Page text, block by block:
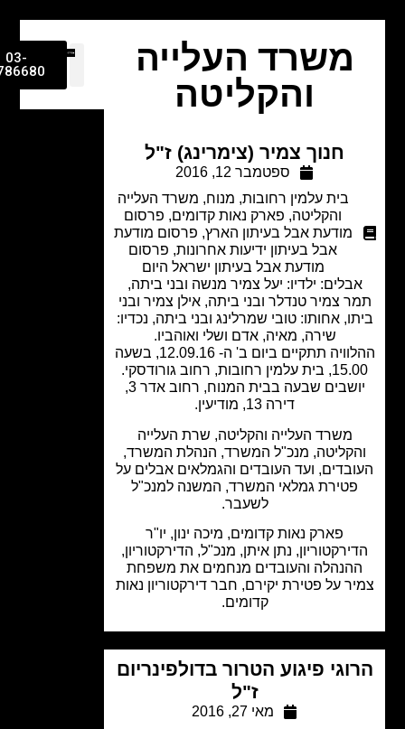
משרד העלייה
והקליטה
חנוך צמיר (צימרינג) ז"ל
ספטמבר 12, 2016
בית עלמין רחובות ,מנוח,משרד העלייה
והקליטה,פארק נאות קדומים,פרסום
מודעת אבל בעיתון הארץ,פרסום מודעת
אבל בעיתון ידיעות אחרונות,פרסום
מודעת אבל בעיתון ישראל היום
ילדיו: יעל צמיר מנשה ובני ביתה,
צמיר טנדלר ובני ביתה, אילן צמיר ובני
אחותו: טובי שמרלינג ובני ביתה, נכדיו:
שירה, מאיה, אדם ושלי ואוהביו.
ההלוויה תתקיים ביום ב' ה- 12.09.16, בשעה
יושבים שבעה בבית המנוח, רחוב אדר 3,
משרד העלייה והקליטה, שרת העלייה
מנכ"ל המשרד, הנהלת המשרד,
ועד העובדים והגמלאים אבלים על
פטירת גמלאי המשרד, המשנה למנכ"ל
לשעבר.
פארק נאות קדומים, מיכה ינון, יו"ר
נתן איתן, מנכ"ל, הדירקטוריון,
והעובדים מנחמים את משפחת
על פטירת יקירם, חבר דירקטוריון נאות
קדומים.
פיגוע הטרור בדולפינריום
מאי 27, 2016
03-
9786680